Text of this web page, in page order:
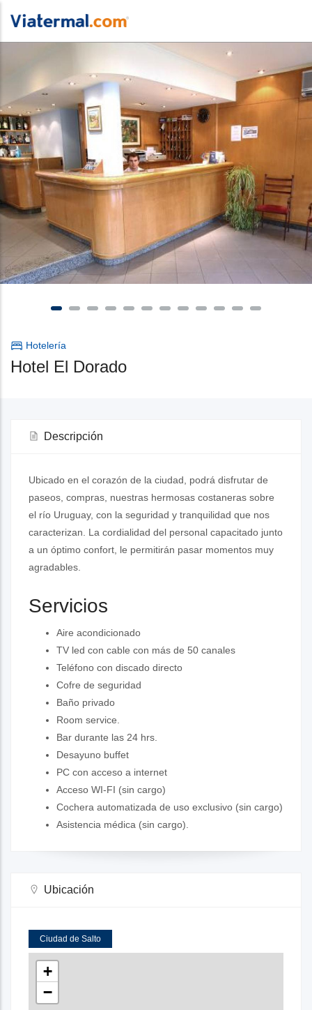
Hotelería
Hotel El Dorado
Descripción
Ubicado en el corazón de la ciudad, podrá disfrutar de
paseos, compras, nuestras hermosas costaneras sobre
el río Uruguay, con la seguridad y tranquilidad que nos
caracterizan. La cordialidad del personal capacitado junto
a un óptimo confort, le permitirán pasar momentos muy
agradables.
Servicios
Aire acondicionado
TV led con cable con más de 50 canales
Teléfono con discado directo
Cofre de seguridad
Baño privado
Room service.
Bar durante las 24 hrs.
Desayuno buffet
PC con acceso a internet
Acceso WI-FI (sin cargo)
Cochera automatizada de uso exclusivo (sin cargo)
Asistencia médica (sin cargo).
Ubicación
Ciudad de Salto
+
−